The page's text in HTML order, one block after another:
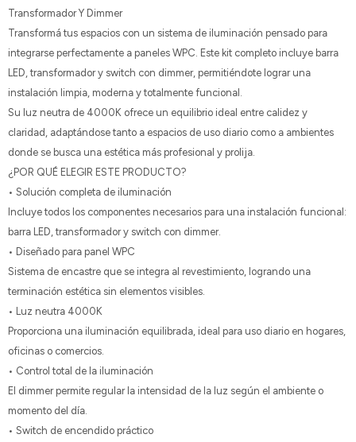
Transformador Y Dimmer
Transformá tus espacios con un sistema de iluminación pensado para
integrarse perfectamente a paneles WPC. Este kit completo incluye barra
LED, transformador y switch con dimmer, permitiéndote lograr una
instalación limpia, moderna y totalmente funcional.
Su luz neutra de 4000K ofrece un equilibrio ideal entre calidez y
claridad, adaptándose tanto a espacios de uso diario como a ambientes
donde se busca una estética más profesional y prolija.
¿POR QUÉ ELEGIR ESTE PRODUCTO?
• Solución completa de iluminación
Incluye todos los componentes necesarios para una instalación funcional:
barra LED, transformador y switch con dimmer.
• Diseñado para panel WPC
Sistema de encastre que se integra al revestimiento, logrando una
terminación estética sin elementos visibles.
• Luz neutra 4000K
Proporciona una iluminación equilibrada, ideal para uso diario en hogares,
oficinas o comercios.
• Control total de la iluminación
El dimmer permite regular la intensidad de la luz según el ambiente o
momento del día.
• Switch de encendido práctico